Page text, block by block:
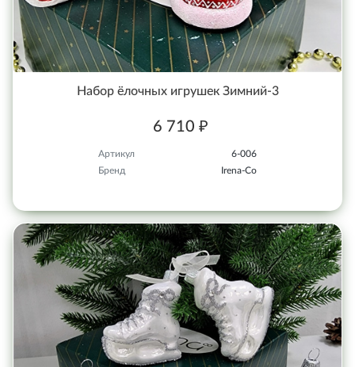
Набор ёлочных игрушек Зимний-3
6 710 ₽
Артикул
6-006
Бренд
Irena-Co